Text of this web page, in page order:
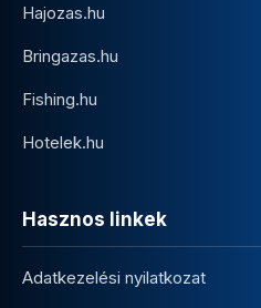
Hajozas.hu
Bringazas.hu
Fishing.hu
Hotelek.hu
Hasznos linkek
Adatkezelési nyilatkozat